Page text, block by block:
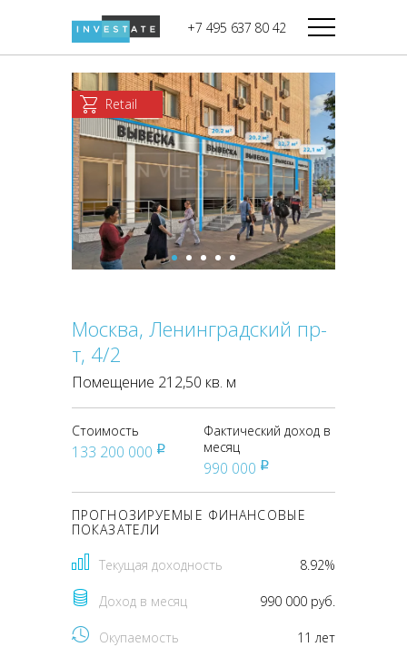
+7 495 637 80 42
Дикси
Верный
Мираторг
Магнолия
В башне
Башня Федерация-II
Запад
Башня Федерация-I
Восток
Город Столиц,
Северный блок
Город Столиц,
Южный блок
Retail
Москва, Ленинградский пр-
т, 4/2
Помещение 212,50 кв. м
Стоимость
133 200 000 pуб
Фактический доход в
месяц
990 000 pуб
ПРОГНОЗИРУЕМЫЕ ФИНАНСОВЫЕ
ПОКАЗАТЕЛИ
Текущая доходность 8.92%
Доход в месяц 990 000 руб.
Окупаемость 11 лет